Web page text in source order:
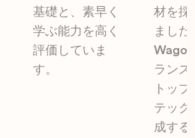
基礎と、素早く
学ぶ能力を高く
評価していま
す。
材を採
ました
ランス
トッ
テック
成する